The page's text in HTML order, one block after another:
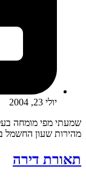
יולי 23, 2004
שמעתי מפי מומחה
מהירות שעון החשמל
תאורת דירה